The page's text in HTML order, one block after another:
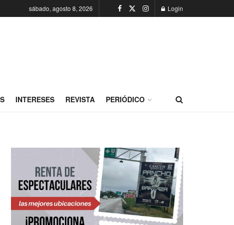
sábado, agosto 8, 2026 Login
INTERESES REVISTA PERIÓDICO